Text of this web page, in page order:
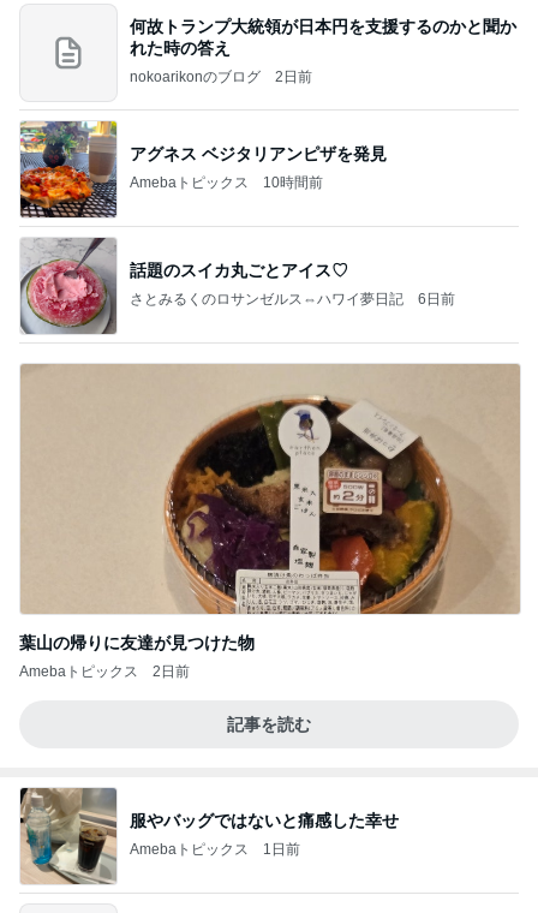
何故トランプ大統領が日本円を支援するのかと聞か
れた時の答え
nokoarikonのブログ 2日前
アグネス ベジタリアンピザを発見
Amebaトピックス 10時間前
話題のスイカ丸ごとアイス♡
さとみるくのロサンゼルス⇔ハワイ夢日記 6日前
葉山の帰りに友達が見つけた物
Amebaトピックス 2日前
記事を読む
服やバッグではないと痛感した幸せ
Amebaトピックス 1日前